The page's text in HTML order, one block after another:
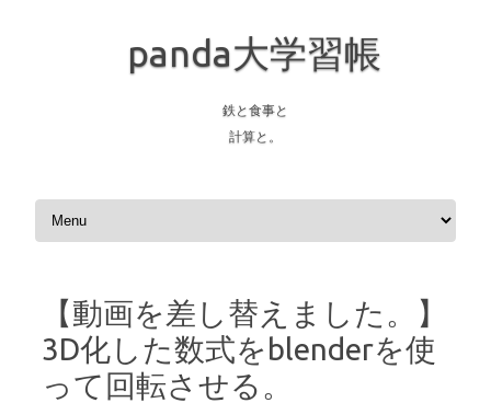
panda大学習帳
鉄と食事と
計算と。
Skip to content
【動画を差し替えました。】
3D化した数式をblenderを使
って回転させる。